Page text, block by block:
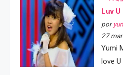
Luv
por
27
Yumi
love U